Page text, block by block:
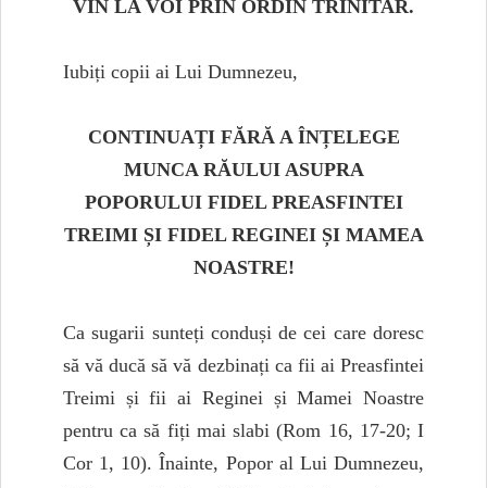
VIN LA VOI PRIN ORDIN TRINITAR.
Iubiți copii ai Lui Dumnezeu,
CONTINUAȚI FĂRĂ A ÎNȚELEGE
MUNCA RĂULUI ASUPRA
POPORULUI FIDEL PREASFINTEI
TREIMI ȘI FIDEL REGINEI ȘI MAMEA
NOASTRE!
Ca sugarii sunteți conduși de cei care doresc
să vă ducă să vă dezbinați ca fii ai Preasfintei
Treimi și fii ai Reginei și Mamei Noastre
pentru ca să fiți mai slabi (Rom 16, 17-20; I
Cor 1, 10). Înainte, Popor al Lui Dumnezeu,